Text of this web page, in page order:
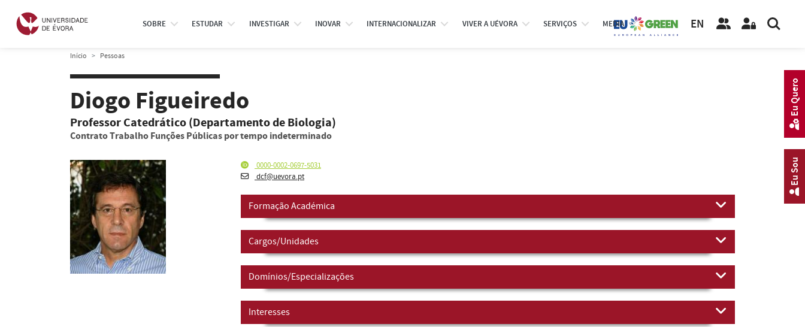
SOBRE ESTUDAR INVESTIGAR INOVAR INTERNACIONALIZAR VIVER A UÉVORA SERVIÇOS MEDIA EN
Início Pessoas
Diogo Figueiredo
Professor Catedrático (Departamento de Biologia)
Contrato Trabalho Funções Públicas por tempo indeterminado
0000-0002-0697-5031
dcf@uevora.pt
Formação Académica
Cargos/Unidades
Domínios/Especializações
Interesses
Eu Sou
Eu Quero